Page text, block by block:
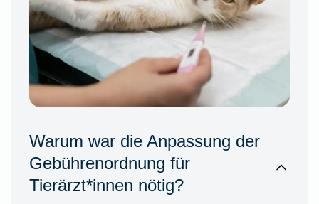
Warum war die Anpassung der
Gebührenordnung für
Tierärzt*innen nötig?